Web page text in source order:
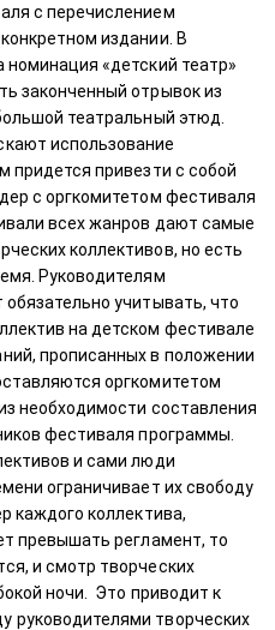
с перечислением
издании. В
«детский театр»
законченный отрывок из
театральный этюд.
использование
придется привезти с собой
с оргкомитетом фестиваля
всех жанров дают самые
коллективов, но есть
Руководителям
учитывать, что
на детском фестивале
прописанных в положении
оргкомитетом
необходимости составления
фестиваля программы.
и сами люди
ограничивает их свободу
каждого коллектива,
превышать регламент, то
и смотр творческих
ночи. Это приводит к
руководителями творческих